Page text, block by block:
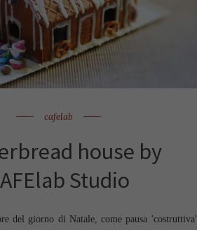
cafelab
house by
Studio
del giorno di Natale, come pausa 'costruttiva'